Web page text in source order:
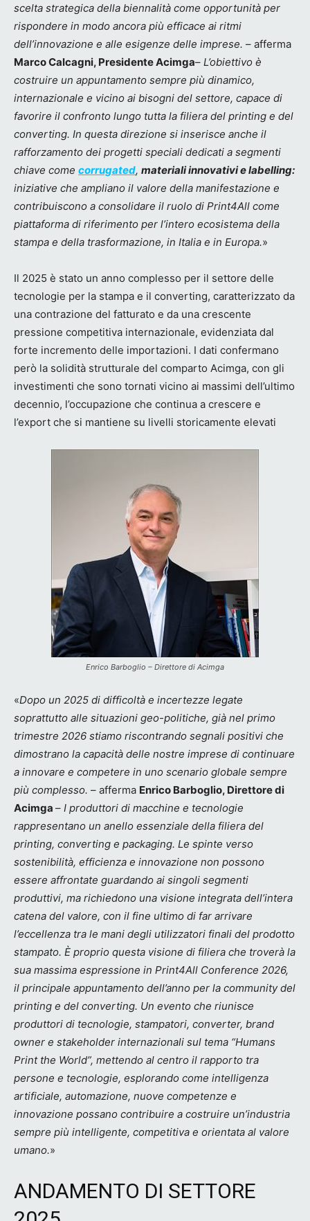
scelta strategica della biennalità come opportunità per
rispondere in modo ancora più efficace ai ritmi
dell’innovazione e alle esigenze delle imprese. – afferma
Marco Calcagni, Presidente Acimga– L’obiettivo è
costruire un appuntamento sempre più dinamico,
internazionale e vicino ai bisogni del settore, capace di
favorire il confronto lungo tutta la filiera del printing e del
converting. In questa direzione si inserisce anche il
rafforzamento dei progetti speciali dedicati a segmenti
chiave come corrugated, materiali innovativi e labelling:
iniziative che ampliano il valore della manifestazione e
contribuiscono a consolidare il ruolo di Print4All come
piattaforma di riferimento per l’intero ecosistema della
stampa e della trasformazione, in Italia e in Europa.»
Il 2025 è stato un anno complesso per il settore delle
tecnologie per la stampa e il converting, caratterizzato da
una contrazione del fatturato e da una crescente
pressione competitiva internazionale, evidenziata dal
forte incremento delle importazioni. I dati confermano
però la solidità strutturale del comparto Acimga, con gli
investimenti che sono tornati vicino ai massimi dell’ultimo
decennio, l’occupazione che continua a crescere e
l’export che si mantiene su livelli storicamente elevati
Enrico Barboglio – Direttore di Acimga
«Dopo un 2025 di difficoltà e incertezze legate
soprattutto alle situazioni geo-politiche, già nel primo
trimestre 2026 stiamo riscontrando segnali positivi che
dimostrano la capacità delle nostre imprese di continuare
a innovare e competere in uno scenario globale sempre
più complesso. – afferma Enrico Barboglio, Direttore di
Acimga – I produttori di macchine e tecnologie
rappresentano un anello essenziale della filiera del
printing, converting e packaging. Le spinte verso
sostenibilità, efficienza e innovazione non possono
essere affrontate guardando ai singoli segmenti
produttivi, ma richiedono una visione integrata dell’intera
catena del valore, con il fine ultimo di far arrivare
l’eccellenza tra le mani degli utilizzatori finali del prodotto
stampato. È proprio questa visione di filiera che troverà la
sua massima espressione in Print4All Conference 2026,
il principale appuntamento dell’anno per la community del
printing e del converting. Un evento che riunisce
produttori di tecnologie, stampatori, converter, brand
owner e stakeholder internazionali sul tema “Humans
Print the World”, mettendo al centro il rapporto tra
persone e tecnologie, esplorando come intelligenza
artificiale, automazione, nuove competenze e
innovazione possano contribuire a costruire un’industria
sempre più intelligente, competitiva e orientata al valore
umano.»
ANDAMENTO DI SETTORE